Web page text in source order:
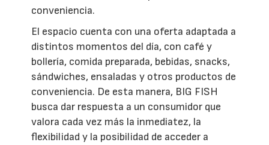
conveniencia.
El espacio cuenta con una oferta adaptada a
distintos momentos del día, con café y
bollería, comida preparada, bebidas, snacks,
sándwiches, ensaladas y otros productos de
conveniencia. De esta manera, BIG FISH
busca dar respuesta a un consumidor que
valora cada vez más la inmediatez, la
flexibilidad y la posibilidad de acceder a